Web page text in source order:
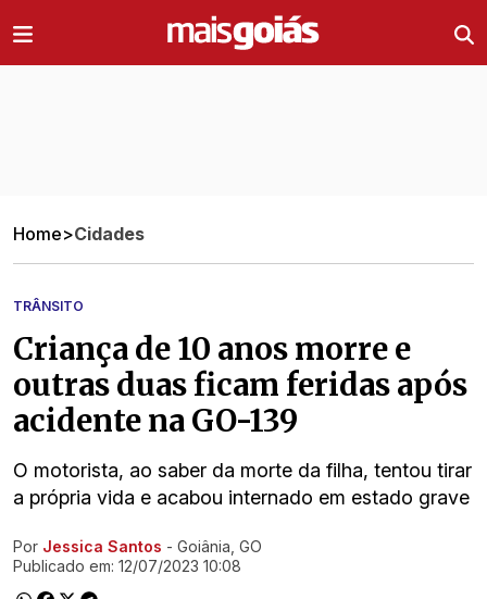
Home>Cidades
TRÂNSITO
Criança de 10 anos morre e
outras duas ficam feridas após
acidente na GO-139
O motorista, ao saber da morte da filha, tentou tirar
a própria vida e acabou internado em estado grave
Ir direto pra matéria
Por Jessica Santos - Goiânia, GO
Publicado em: 12/07/2023 10:08